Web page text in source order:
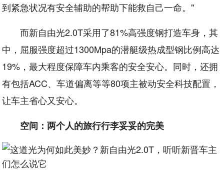
到紧急状况有安全辅助的帮助下能救自己一命。"
而新自由光2.0T采用了81%高强度钢打造车身，其
中，屈服强度超过1300Mpa的潜艇级热成型钢比例高达
19%，最大程度保障车内乘客的安全安心。同时，还拥
有包括ACC、车道偏离等等80项主被动安全科技配置，
让车主省心又安心。
空间：两个人的旅行行李妥妥的完美